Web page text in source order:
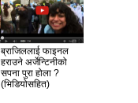
ब्राजिललाई फाइनल
हराउने अर्जेन्टिनीको
सपना पुरा होला ?
(भिडियोसहित)